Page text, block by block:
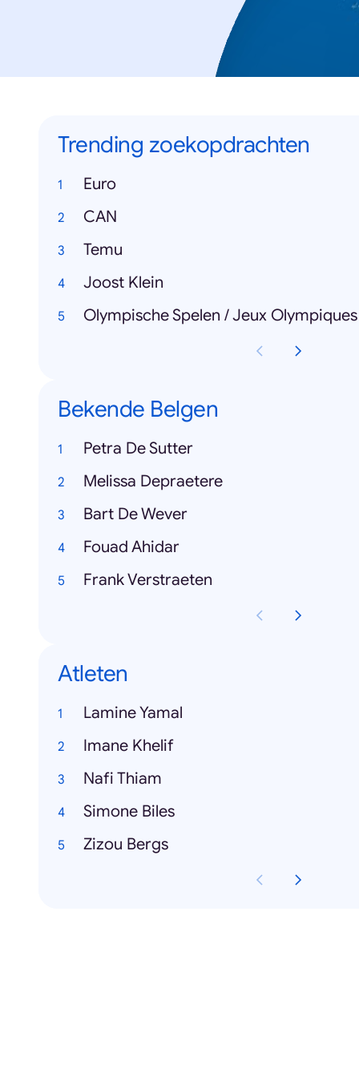
Trending zoekopdrachten
Euro
CAN
Temu
Joost Klein
Olympische Spelen / Jeux Olympiques
Bekende Belgen
Petra De Sutter
Melissa Depraetere
Bart De Wever
Fouad Ahidar
Frank Verstraeten
Atleten
Lamine Yamal
Imane Khelif
Nafi Thiam
Simone Biles
Zizou Bergs